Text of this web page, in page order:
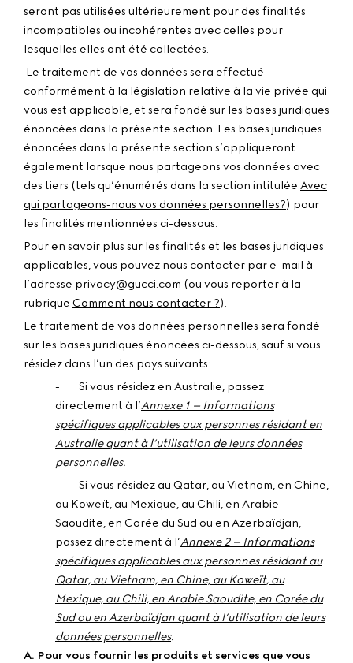
seront pas utilisées ultérieurement pour des finalités
incompatibles ou incohérentes avec celles pour
lesquelles elles ont été collectées.
Le traitement de vos données sera effectué
conformément à la législation relative à la vie privée qui
vous est applicable, et sera fondé sur les bases juridiques
énoncées dans la présente section. Les bases juridiques
énoncées dans la présente section s’appliqueront
également lorsque nous partageons vos données avec
des tiers (tels qu’énumérés dans la section intitulée Avec
qui partageons-nous vos données personnelles?) pour
les finalités mentionnées ci-dessous.
Pour en savoir plus sur les finalités et les bases juridiques
applicables, vous pouvez nous contacter par e-mail à
l’adresse privacy@gucci.com (ou vous reporter à la
rubrique Comment nous contacter ?).
Le traitement de vos données personnelles sera fondé
sur les bases juridiques énoncées ci-dessous, sauf si vous
résidez dans l’un des pays suivants:
- Si vous résidez en Australie, passez
directement à l’Annexe 1 – Informations
spécifiques applicables aux personnes résidant en
Australie quant à l’utilisation de leurs données
personnelles.
- Si vous résidez au Qatar, au Vietnam, en Chine,
au Koweït, au Mexique, au Chili, en Arabie
Saoudite, en Corée du Sud ou en Azerbaïdjan,
passez directement à l’Annexe 2 – Informations
spécifiques applicables aux personnes résidant au
Qatar, au Vietnam, en Chine, au Koweït, au
Mexique, au Chili, en ArabieSaoudite, en Corée du
Sud ou en Azerbaïdjan quant à l’utilisation de leurs
données personnelles.
A. Pour vous fournir les produits et services que vous